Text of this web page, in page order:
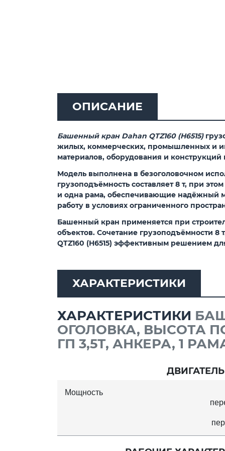
ОПИСАНИЕ
Башенный кран Dahan QTZ160 (H6515)
жилых, коммерческих, промышленных и
материалов, оборудования и конструкций
Модель выполнена в безоголовочном
грузоподъёмность составляет 8 т, при
и одна рама, обеспечивающие надёжный
работу в условиях ограниченного
Башенный кран применяется при
объектов. Сочетание грузоподъёмности
QTZ160 (H6515) эффективным решением
ХАРАКТЕРИСТИКИ
ХАРАКТЕРИСТИКИ
ОГОЛОВКА, ВЫСОТА
ГП 3,5Т, АНКЕРА, 1
ДВИГАТЕЛЬ
Мощность